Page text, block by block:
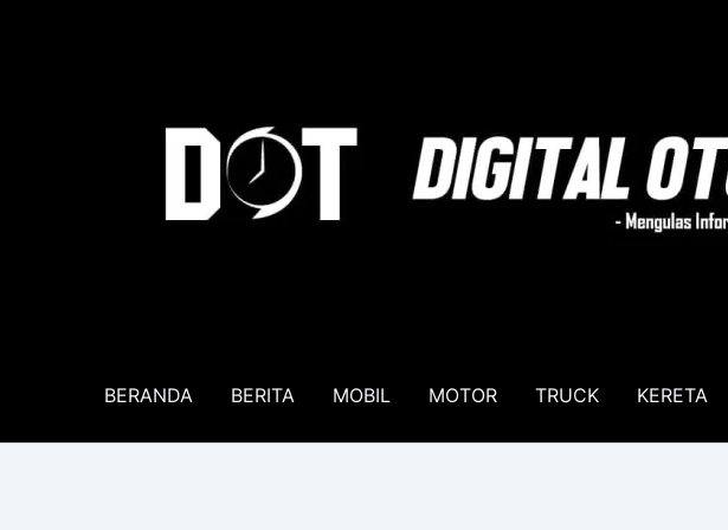
BERANDA BERITA MOBIL MOTOR TRUCK KERETA